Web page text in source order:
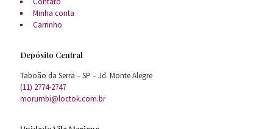
Minha conta
Carrinho
Depósito Central
Taboão da Serra – SP – Jd. Monte Alegre
(11) 2774-2747
morumbi@loctok.com.br